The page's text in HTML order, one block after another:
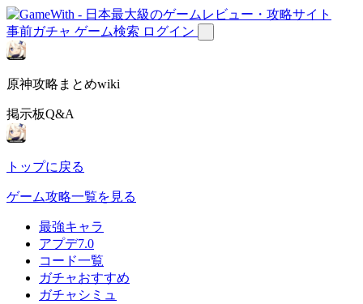
事前ガチャ ゲーム検索 ログイン
原神攻略まとめwiki
掲示板Q&A
トップに戻る
ゲーム攻略一覧を見る
最強キャラ
アプデ7.0
コード一覧
ガチャおすすめ
ガチャシミュ